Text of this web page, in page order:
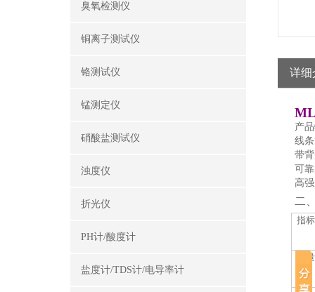
臭氧检测仪
铜离子测试仪
铬测试仪
锰测定仪
硝酸盐测试仪
浊度仪
折光仪
PH计/酸度计
盐度计/TDS计/电导率计
详细
产
线
带
可
高
二
指标
测